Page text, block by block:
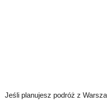
Jeśli planujesz podróż z